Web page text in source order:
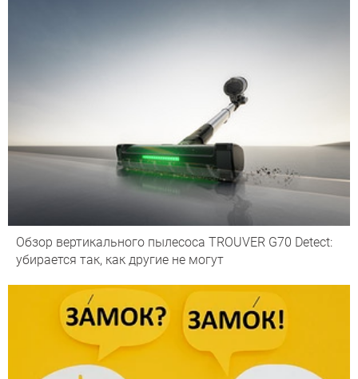
Обзор вертикального пылесоса TROUVER G70 Detect:
убирается так, как другие не могут